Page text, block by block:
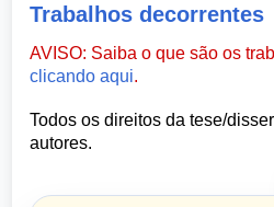
Trabalhos decorrentes
AVISO: Saiba o que são os
clicando aqui.
Todos os direitos da tese/
autores.